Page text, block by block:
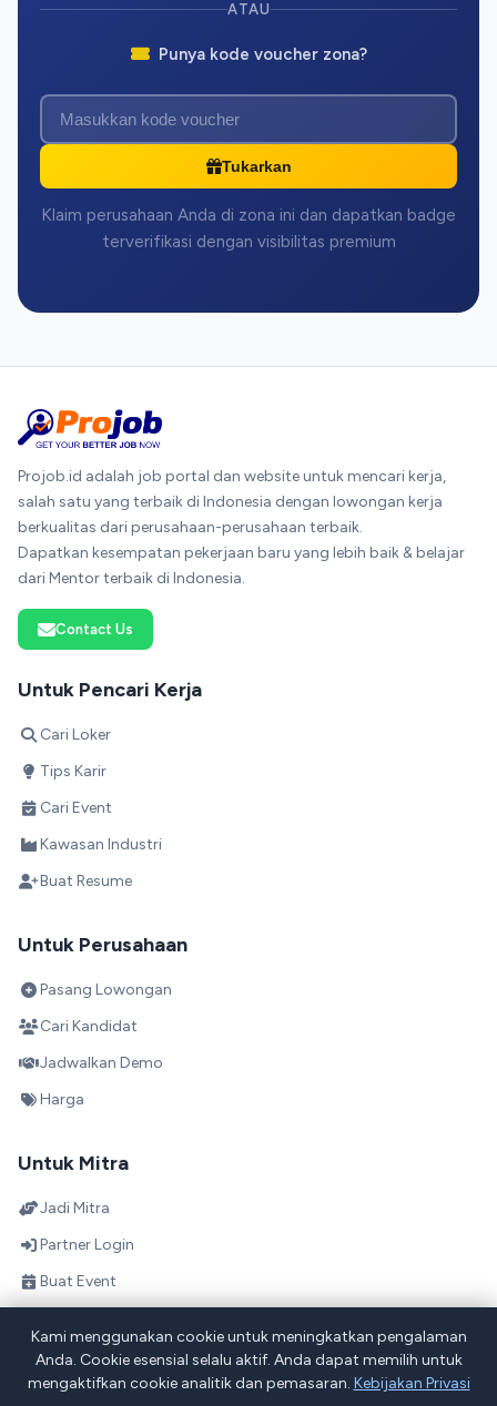
ATAU
Punya kode voucher zona?
Tukarkan
Klaim perusahaan Anda di zona ini dan dapatkan badge
terverifikasi dengan visibilitas premium
Projob.id adalah job portal dan website untuk mencari kerja,
salah satu yang terbaik di Indonesia dengan lowongan kerja
berkualitas dari perusahaan-perusahaan terbaik.
Dapatkan kesempatan pekerjaan baru yang lebih baik & belajar
dari Mentor terbaik di Indonesia.
Contact Us
Untuk Pencari Kerja
Cari Loker
Tips Karir
Cari Event
Kawasan Industri
Buat Resume
Untuk Perusahaan
Pasang Lowongan
Cari Kandidat
Jadwalkan Demo
Harga
Untuk Mitra
Jadi Mitra
Partner Login
Buat Event
Skema Bagi Hasil
Kami menggunakan cookie untuk meningkatkan pengalaman
Anda. Cookie esensial selalu aktif. Anda dapat memilih untuk
mengaktifkan cookie analitik dan pemasaran. Kebijakan Privasi